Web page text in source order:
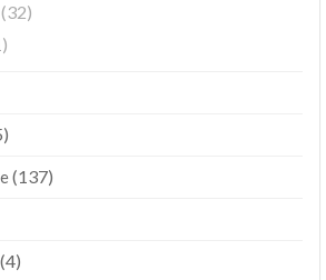
(32)
(137)
(4)